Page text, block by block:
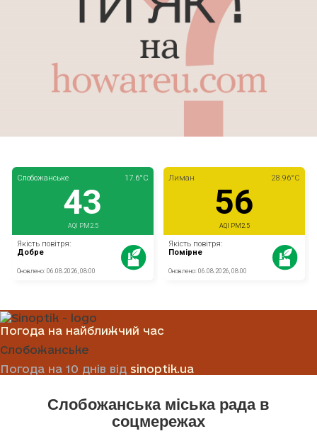
Погода на найближчий час
Слобожанське
Погода на 10 днів від sinoptik.ua
Слобожанська міська рада в
соцмережах